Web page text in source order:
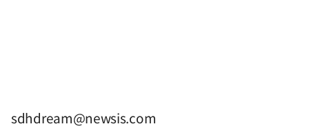
sdhdream@newsis.com